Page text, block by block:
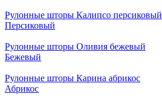
Рулонные шторы Калипсо персиковый
Персиковый
Рулонные шторы Оливия бежевый
Бежевый
Рулонные шторы Карина абрикос
Абрикос